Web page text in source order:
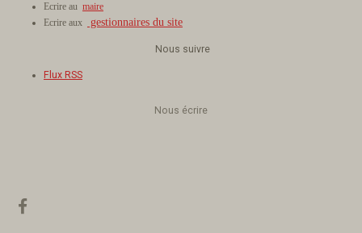
Nous écrire
Ecrire au maire
Ecrire aux
gestionnaires du site
Nous suivre
Flux RSS